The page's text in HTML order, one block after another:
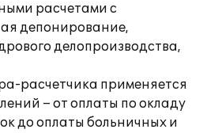
расчетами с
депонирование,
делопроизводства,
расчетчика применяется
– от оплаты по окладу
до оплаты больничных и